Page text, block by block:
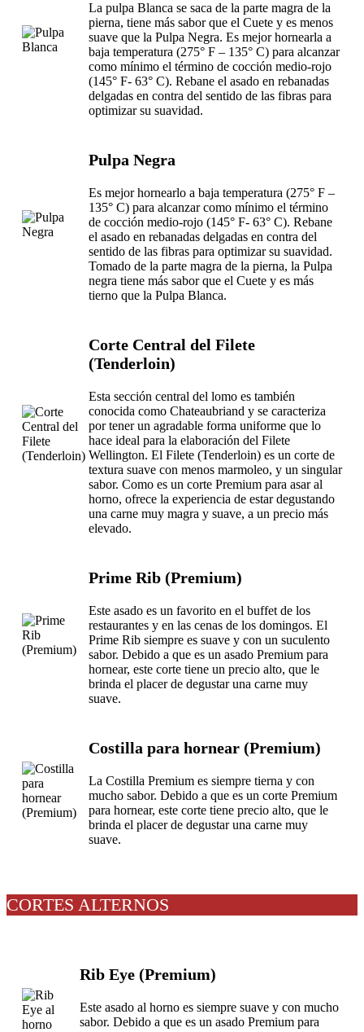
La pulpa Blanca se saca de la parte magra de la
pierna, tiene más sabor que el Cuete y es menos
suave que la Pulpa Negra. Es mejor hornearla a
baja temperatura (275° F – 135° C) para alcanzar
como mínimo el término de cocción medio-rojo
(145° F- 63° C). Rebane el asado en rebanadas
delgadas en contra del sentido de las fibras para
optimizar su suavidad.
Pulpa Negra
Es mejor hornearlo a baja temperatura (275° F –
135° C) para alcanzar como mínimo el término
de cocción medio-rojo (145° F- 63° C). Rebane
el asado en rebanadas delgadas en contra del
sentido de las fibras para optimizar su suavidad.
Tomado de la parte magra de la pierna, la Pulpa
negra tiene más sabor que el Cuete y es más
tierno que la Pulpa Blanca.
Corte Central del Filete
(Tenderloin)
Esta sección central del lomo es también
conocida como Chateaubriand y se caracteriza
por tener un agradable forma uniforme que lo
hace ideal para la elaboración del Filete
Wellington. El Filete (Tenderloin) es un corte de
textura suave con menos marmoleo, y un singular
sabor. Como es un corte Premium para asar al
horno, ofrece la experiencia de estar degustando
una carne muy magra y suave, a un precio más
elevado.
Prime Rib (Premium)
Este asado es un favorito en el buffet de los
restaurantes y en las cenas de los domingos. El
Prime Rib siempre es suave y con un suculento
sabor. Debido a que es un asado Premium para
hornear, este corte tiene un precio alto, que le
brinda el placer de degustar una carne muy
suave.
Costilla para hornear (Premium)
La Costilla Premium es siempre tierna y con
mucho sabor. Debido a que es un corte Premium
para hornear, este corte tiene precio alto, que le
brinda el placer de degustar una carne muy
suave.
CORTES ALTERNOS
Rib Eye (Premium)
Este asado al horno es siempre suave y con mucho
sabor. Debido a que es un asado Premium para